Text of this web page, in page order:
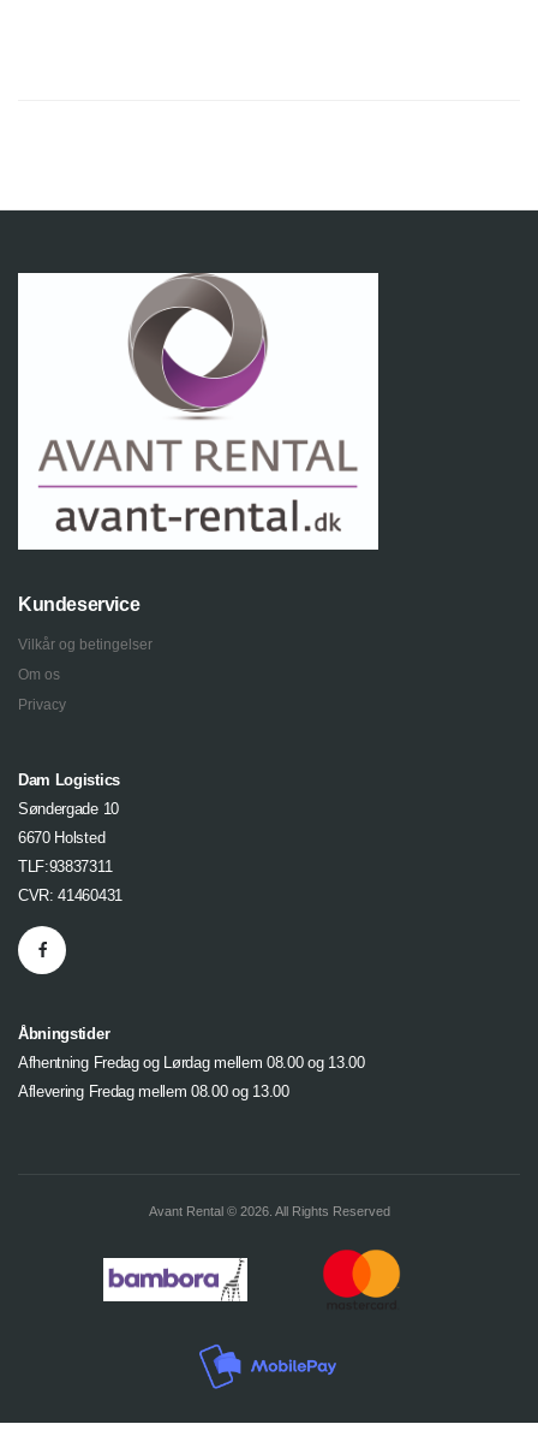
Kundeservice
Vilkår og betingelser
Om os
Privacy
Dam Logistics
Søndergade 10
6670 Holsted
TLF:93837311
CVR: 41460431
Åbningstider
Afhentning Fredag og Lørdag mellem 08.00 og 13.00
Aflevering Fredag mellem 08.00 og 13.00
Avant Rental © 2026. All Rights Reserved